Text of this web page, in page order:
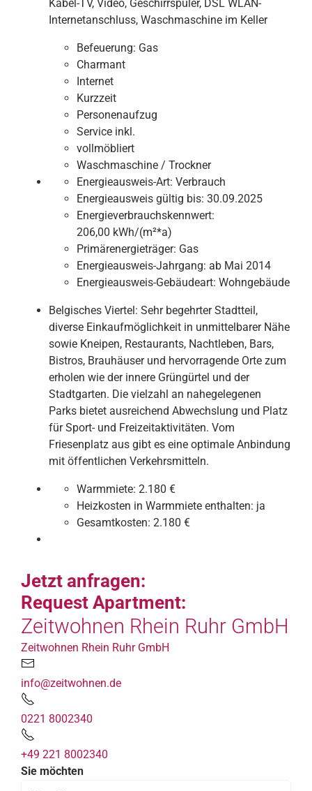
Kabel-TV, Video, Geschirrspüler, DSL WLAN-
Internetanschluss, Waschmaschine im Keller
Befeuerung: Gas
Charmant
Internet
Kurzzeit
Personenaufzug
Service inkl.
vollmöbliert
Waschmaschine / Trockner
Energieausweis-Art: Verbrauch
Energieausweis gültig bis: 30.09.2025
Energieverbrauchskennwert:
206,00 kWh/(m²*a)
Primärenergieträger: Gas
Energieausweis-Jahrgang: ab Mai 2014
Energieausweis-Gebäudeart: Wohngebäude
Belgisches Viertel: Sehr begehrter Stadtteil,
diverse Einkaufmöglichkeit in unmittelbarer Nähe
sowie Kneipen, Restaurants, Nachtleben, Bars,
Bistros, Brauhäuser und hervorragende Orte zum
erholen wie der innere Grüngürtel und der
Stadtgarten. Die vielzahl an nahegelegenen
Parks bietet ausreichend Abwechslung und Platz
für Sport- und Freizeitaktivitäten. Vom
Friesenplatz aus gibt es eine optimale Anbindung
mit öffentlichen Verkehrsmitteln.
Warmmiete: 2.180 €
Heizkosten in Warmmiete enthalten: ja
Gesamtkosten: 2.180 €
Jetzt anfragen:
Request Apartment:
Zeitwohnen Rhein Ruhr GmbH
Zeitwohnen Rhein Ruhr GmbH
info@zeitwohnen.de
0221 8002340
+49 221 8002340
Sie möchten